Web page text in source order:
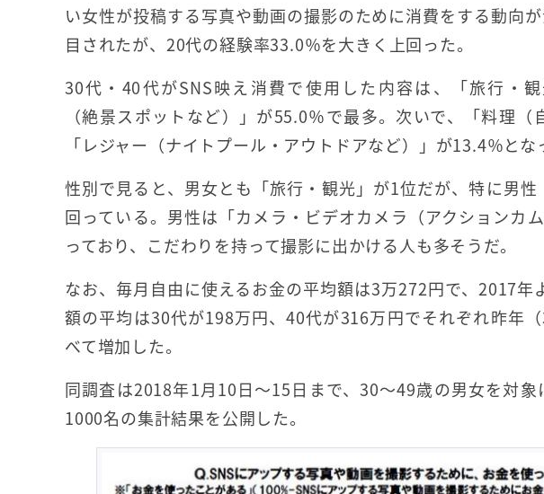
い女性が投稿する写真や動画の撮影のために消費をする動向
目されたが、20代の経験率33.0％を大きく上回った。
30代・40代がSNS映え消費で使用した内容は、「旅行・観
（絶景スポットなど）」が55.0％で最多。次いで、「料理（
「レジャー（ナイトプール・アウトドアなど）」が13.4％とな
性別で見ると、男女とも「旅行・観光」が1位だが、特に男
回っている。男性は「カメラ・ビデオカメラ（アクションカ
っており、こだわりを持って撮影に出かける人も多そうだ。
なお、毎月自由に使えるお金の平均額は3万272円で、2017
額の平均は30代が198万円、40代が316万円でそれぞれ昨年
べて増加した。
同調査は2018年1月10日～15日まで、30～49歳の男女を対
1000名の集計結果を公開した。